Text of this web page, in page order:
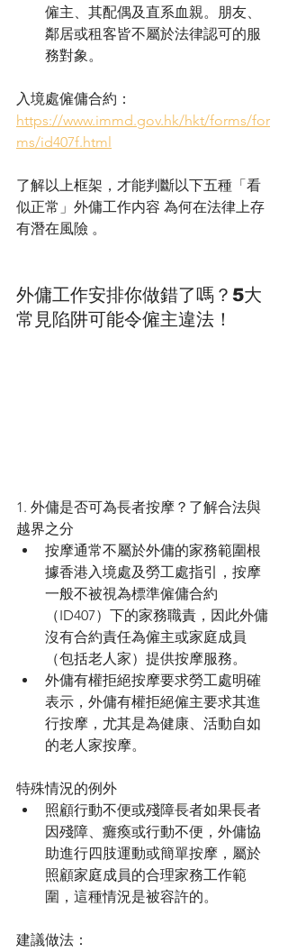
僱主、其配偶及直系血親。朋友、
鄰居或租客皆不屬於法律認可的服
務對象。
入境處僱傭合約：
https://www.immd.gov.hk/hkt/forms/for
ms/id407f.html
了解以上框架，才能判斷以下五種「看
似正常」外傭工作内容 為何在法律上存
有潛在風險 。
外傭工作安排你做錯了嗎？5大
常見陷阱可能令僱主違法！
1. 外傭是否可為長者按摩？了解合法與
越界之分
按摩通常不屬於外傭的家務範圍根
據香港入境處及勞工處指引，按摩
一般不被視為標準僱傭合約
（ID407）下的家務職責，因此外傭
沒有合約責任為僱主或家庭成員
（包括老人家）提供按摩服務。
外傭有權拒絕按摩要求勞工處明確
表示，外傭有權拒絕僱主要求其進
行按摩，尤其是為健康、活動自如
的老人家按摩。
特殊情況的例外
照顧行動不便或殘障長者如果長者
因殘障、癱瘓或行動不便，外傭協
助進行四肢運動或簡單按摩，屬於
照顧家庭成員的合理家務工作範
圍，這種情況是被容許的。
建議做法：